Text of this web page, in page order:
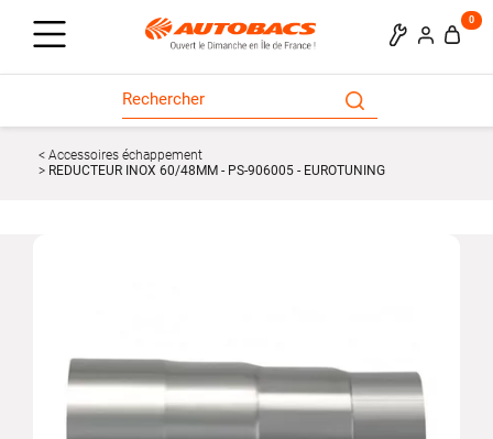
0
Accessoires échappement
REDUCTEUR INOX 60/48MM - PS-906005 - EUROTUNING